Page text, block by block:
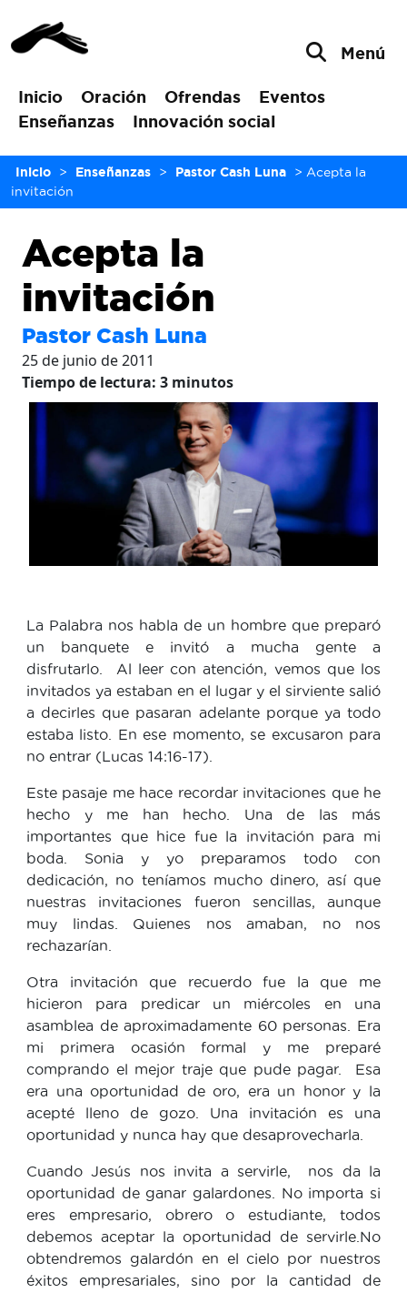
Inicio Oración Ofrendas
Eventos
Enseñanzas
Innovación social
Menú
Inicio > Enseñanzas > Pastor Cash Luna > Acepta la
invitación
Acepta la
invitación
Pastor Cash Luna
25 de junio de 2011
Tiempo de lectura: 3 minutos
La Palabra nos habla de un hombre que preparó
un banquete e invitó a mucha gente a
disfrutarlo. Al leer con atención, vemos que los
invitados ya estaban en el lugar y el sirviente salió
a decirles que pasaran adelante porque ya todo
estaba listo. En ese momento, se excusaron para
no entrar (Lucas 14:16-17).
Este pasaje me hace recordar invitaciones que he
hecho y me han hecho. Una de las más
importantes que hice fue la invitación para mi
boda. Sonia y yo preparamos todo con
dedicación, no teníamos mucho dinero, así que
nuestras invitaciones fueron sencillas, aunque
muy lindas. Quienes nos amaban, no nos
rechazarían.
Otra invitación que recuerdo fue la que me
hicieron para predicar un miércoles en una
asamblea de aproximadamente 60 personas. Era
mi primera ocasión formal y me preparé
comprando el mejor traje que pude pagar. Esa
era una oportunidad de oro, era un honor y la
acepté lleno de gozo. Una invitación es una
oportunidad y nunca hay que desaprovecharla.
Cuando Jesús nos invita a servirle, nos da la
oportunidad de ganar galardones. No importa si
eres empresario, obrero o estudiante, todos
debemos aceptar la oportunidad de servirle.No
obtendremos galardón en el cielo por nuestros
éxitos empresariales, sino por la cantidad de